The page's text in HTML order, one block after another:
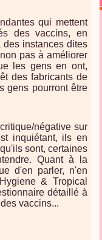
qui mettent
des vaccins, en
instances dites
pas à améliorer
les gens en ont,
des fabricants de
gens pourront être
négative sur
inquiétant, ils en
sont, certaines
Quant à la
d'en parler, n'en
& Tropical
détaillé à
vaccins...